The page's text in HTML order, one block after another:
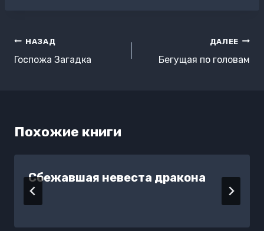
Навигация
по
НАЗАД
Госпожа Загадка
ДАЛЕЕ
Бегущая по головам
Похожие книги
Сбежавшая невеста дракона